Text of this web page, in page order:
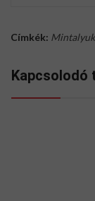
Címkék:
Kapcsolodó